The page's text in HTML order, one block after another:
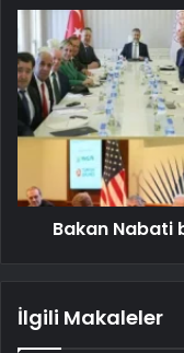
Bakan Nabati
İlgili Makaleler